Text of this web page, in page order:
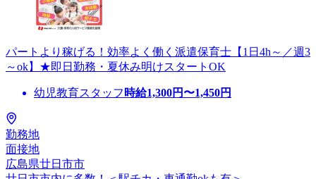
パートより稼げる！効率よく働く派遣保育士【1日4h～／週3
～ok】★即日勤務・夏休み明けスタートOK
幼児教育スタッフ 時給1,300円〜1,450円
勤務地
面接地
広島県廿日市市